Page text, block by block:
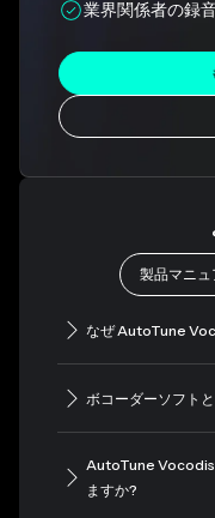
業界関係者の録
製品マニュ
なぜ AutoTune
ボコーダーソフト
AutoTune
ますか?